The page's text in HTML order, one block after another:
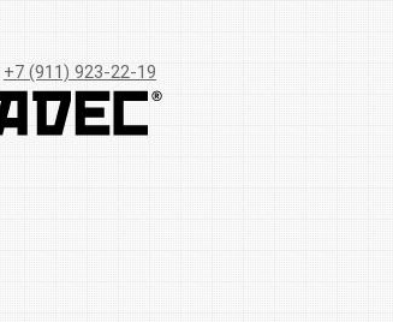
+7 (911) 923-22-19